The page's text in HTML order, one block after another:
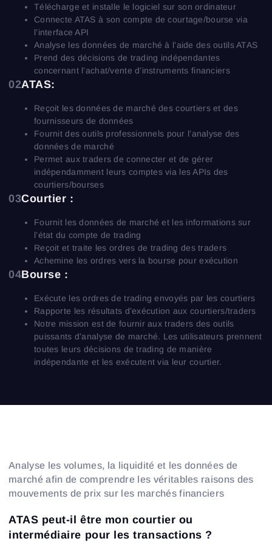
Télécharge et installe le logiciel sur son ordinateur
Connecte ATAS à son compte de courtage/bourse via
l’interface API
Analyse les données de marché à l’aide des outils ATAS
Prend des décisions de trading indépendantes
concernant l’achat/vente d’instruments financiers
02ATAS:
Reçoit les données de marché des courtiers et des
fournisseurs de données
Fournit des outils professionnels pour l’analyse des
données de marché
Permet aux traders de connecter et de gérer
indépendamment leurs comptes via les APIs des
courtiers/bourses
03Courtier :
Fournit les données de marché et les informations sur
l’état du compte de trading
Reçoit et traite les ordres de trading des traders
Achemine les ordres vers la bourse pour exécution
04Bourse :
Exécute les ordres de trading envoyés par les courtiers
Rapporte les résultats d’exécution aux courtiers/traders
Notre mission est de fournir aux traders des outils
puissants d’analyse de marché. Les utilisateurs prennent
toutes leurs décisions de trading de manière
indépendante et les exécutent via leur courtier.
Analyse les volumes, la liquidité et les données de
marché afin de comprendre les véritables raisons des
mouvements de prix sur les marchés financiers
ATAS peut-il être mon courtier ou
intermédiaire pour les transactions ?
Connexion
Email
Mot de passe
Se connecter
S’inscrire
Réinitialiser le mot de passe
Saisis ton adresse e-mail et nous t’enverrons un lien
pour créer un nouveau mot de passe.
Réinitialiser le mot de passe
Inscription
Email
Je souhaite recevoir des offres spéciales d'ATAS
J’accepte lesTerms of use
S’inscrire
Tu as déjà un compte ?Connexion